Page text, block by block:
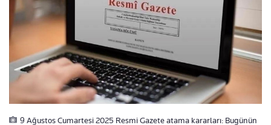
9 Ağustos Cumartesi 2025 Resmi Gazete atama kararları: Bugünün